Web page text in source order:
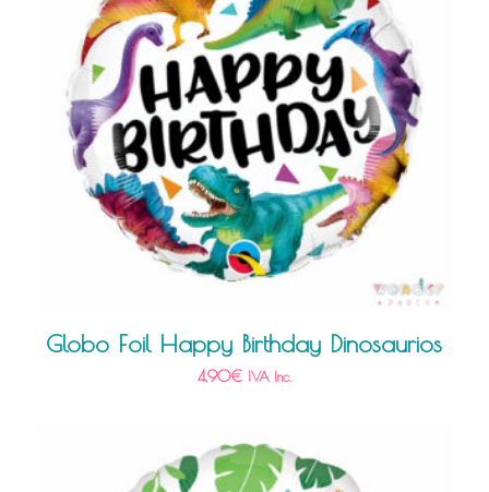
Globo Foil Happy Birthday Dinosaurios
4,90€ IVA Inc.